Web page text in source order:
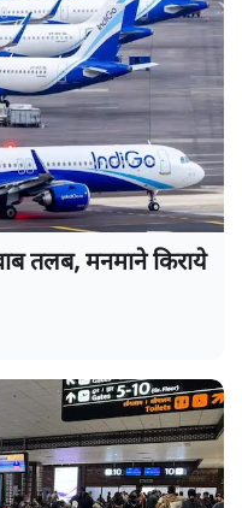
तलब, मनमाने किराये